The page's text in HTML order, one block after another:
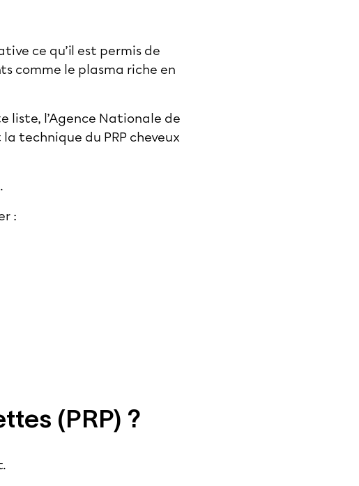
ce qu’il est permis de
comme le plasma riche en
liste, l’Agence Nationale de
technique du PRP cheveux
:
(PRP) ?